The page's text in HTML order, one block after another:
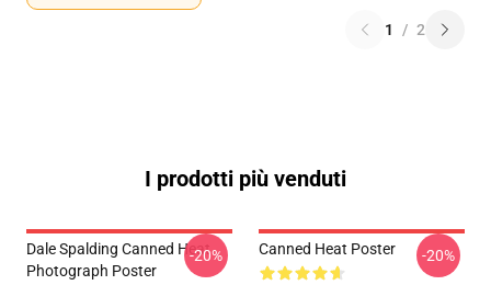
1 / 2
I prodotti più venduti
Dale Spalding Canned Heat
Photograph Poster
-20% Canned Heat Poster -20%